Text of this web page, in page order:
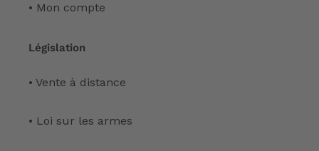
• Mon compte
Législation
• Vente à distance
• Loi sur les armes